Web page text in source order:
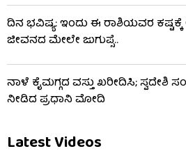
ದಿನ ಭವಿಷ್ಯ: ಇಂದು ಈ ರಾಶಿಯವರ
ಜೀವನದ ಮೇಲೇ ಜುಗುಪ್ಸೆ..
ನಾಳೆ ಕೈಮಗ್ಗದ ವಸ್ತು ಖರೀದಿಸಿ; ಸ್ವದೇಶಿ
ನೀಡಿದ ಪ್ರಧಾನಿ ಮೋದಿ
Latest Videos